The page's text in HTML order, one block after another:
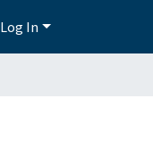
Log In